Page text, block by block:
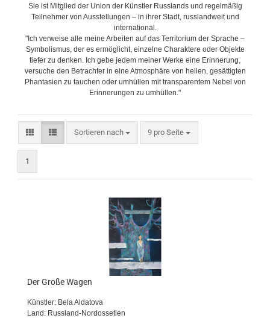
Sie ist Mitglied der Union der Künstler Russlands und regelmäßig
Teilnehmer von Ausstellungen – in ihrer Stadt, russlandweit und
international.
"Ich verweise alle meine Arbeiten auf das Territorium der Sprache –
Symbolismus, der es ermöglicht, einzelne Charaktere oder Objekte
tiefer zu denken. Ich gebe jedem meiner Werke eine Erinnerung,
versuche den Betrachter in eine Atmosphäre von hellen, gesättigten
Phantasien zu tauchen oder umhüllen mit transparentem Nebel von
Erinnerungen zu umhüllen."
Sortieren nach
Sortieren nach 9 pro Seite
pro Seite
1
Der Große Wagen
Künstler: Bela Aldatova
Land: Russland-Nordossetien